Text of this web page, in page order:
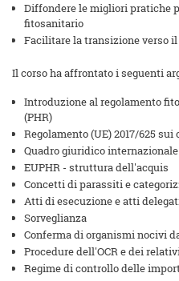
Diffondere le migliori pratiche
fitosanitario
Facilitare la transizione verso il
Il corso ha affrontato i seguenti
Introduzione al regolamento
(PHR)
Regolamento (UE) 2017/625
Quadro giuridico
EUPHR - struttura dell'acquis
Concetti di parassiti e
Atti di esecuzione e atti
Sorveglianza
Conferma di organismi nocivi
Procedure dell'OCR e dei
Regime di controllo delle